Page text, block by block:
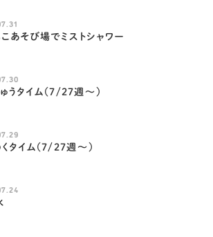
こあそび場でミストシャワー
うタイム（7/27週～）
タイム（7/27週～）